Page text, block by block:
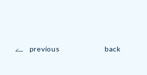
previous back